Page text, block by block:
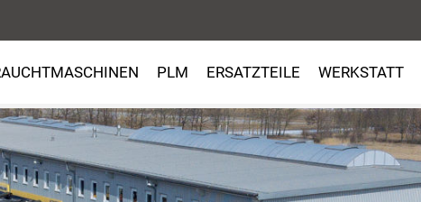
PLM ERSATZTEILE WERKSTATT